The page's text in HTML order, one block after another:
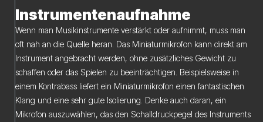
Instrumentenaufnahme
Wenn man Musikinstrumente verstärkt oder aufnimmt, muss man
oft nah an die Quelle heran. Das Miniaturmikrofon kann direkt am
Instrument angebracht werden, ohne zusätzliches Gewicht zu
schaffen oder das Spielen zu beeinträchtigen. Beispielsweise in
einem Kontrabass liefert ein Miniaturmikrofon einen fantastischen
Klang und eine sehr gute Isolierung. Denke auch daran, ein
Mikrofon auszuwählen, das den Schalldruckpegel des Instruments